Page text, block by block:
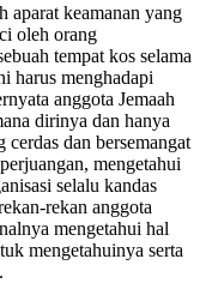
aparat keamanan yang
oleh orang
tempat kos selama
harus menghadapi
anggota Jemaah
dirinya dan hanya
cerdas dan bersemangat
mengetahui
selalu kandas
rekan anggota
mengetahui hal
mengetahuinya serta